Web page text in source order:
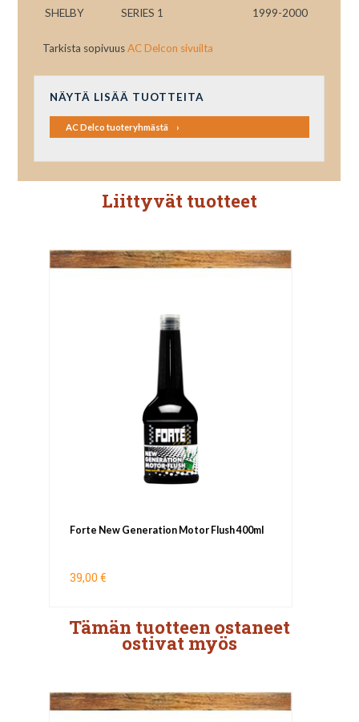
SHELBY
SERIES 1 1999-2000
Tarkista sopivuusAC Delcon sivuilta
NÄYTÄ LISÄÄ TUOTTEITA
AC Delco tuoteryhmästä
Liittyvät tuotteet
Forte New Generation Motor Flush 400ml
39,00 €
Tämän tuotteen ostaneet
ostivat myös